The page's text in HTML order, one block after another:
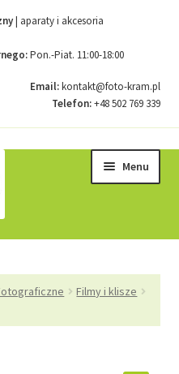
| aparaty i akcesoria
Pon.-Piat. 11:00-18:00
Email:kontakt@foto-kram.pl
Telefon:+48 502 769 339
Menu
Filmy i klisze